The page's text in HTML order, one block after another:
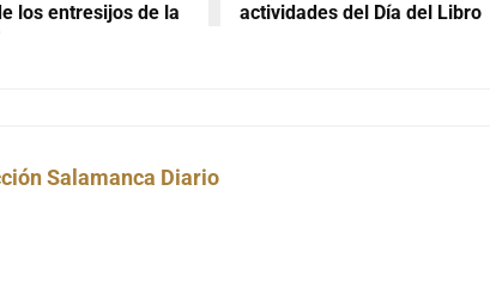
los entresijos de la
actividades del Día del Libro
Salamanca Diario